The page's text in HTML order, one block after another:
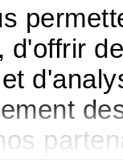
d'offrir